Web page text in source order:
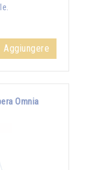
Aggiungere
Omnia